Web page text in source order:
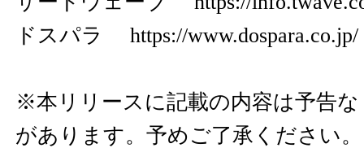
ドスパラ https://www.dospara.co.jp/
※本リリースに記載の内容は予告
があります。予めご了承ください。